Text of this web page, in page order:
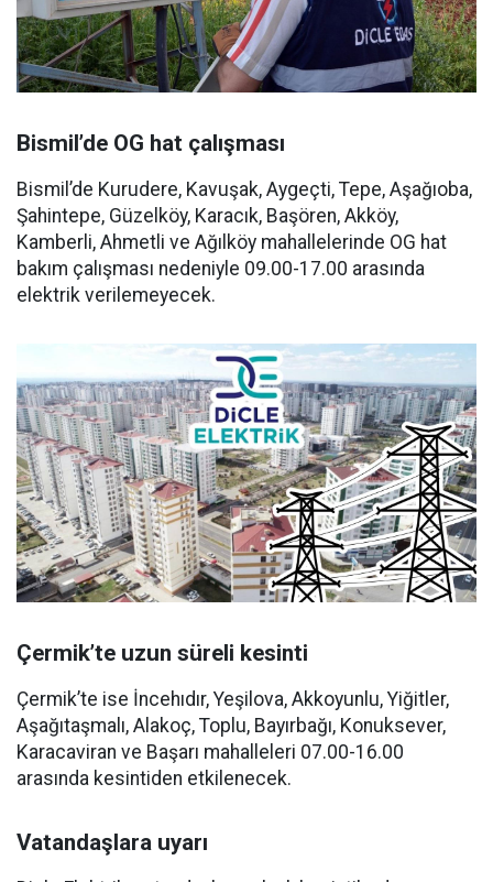
Bismil’de OG hat çalışması
Bismil’de Kurudere, Kavuşak, Aygeçti, Tepe, Aşağıoba,
Şahintepe, Güzelköy, Karacık, Başören, Akköy,
Kamberli, Ahmetli ve Ağılköy mahallelerinde OG hat
bakım çalışması nedeniyle 09.00-17.00 arasında
elektrik verilemeyecek.
Çermik’te uzun süreli kesinti
Çermik’te ise İncehıdır, Yeşilova, Akkoyunlu, Yiğitler,
Aşağıtaşmalı, Alakoç, Toplu, Bayırbağı, Konuksever,
Karacaviran ve Başarı mahalleleri 07.00-16.00
arasında kesintiden etkilenecek.
Vatandaşlara uyarı